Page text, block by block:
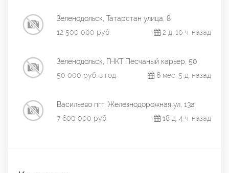
Зеленодольск, Татарстан улица, 8
12 500 000 руб.
2 д. 10 ч. назад
Зеленодольск, ГНКТ Песчаный карьер, 50
50 000 руб. в год
6 мес. 5 д. назад
Васильево пгт, Железнодорожная ул, 13а
7 600 000 руб.
18 д. 4 ч. назад